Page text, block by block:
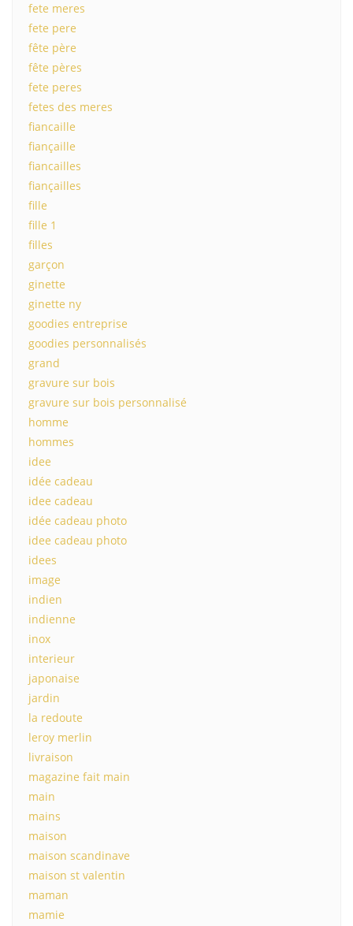
fete meres
fete pere
fête père
fête pères
fete peres
fetes des meres
fiancaille
fiançaille
fiancailles
fiançailles
fille
fille 1
filles
garçon
ginette
ginette ny
goodies entreprise
goodies personnalisés
grand
gravure sur bois
gravure sur bois personnalisé
homme
hommes
idee
idée cadeau
idee cadeau
idée cadeau photo
idee cadeau photo
idees
image
indien
indienne
inox
interieur
japonaise
jardin
la redoute
leroy merlin
livraison
magazine fait main
main
mains
maison
maison scandinave
maison st valentin
maman
mamie